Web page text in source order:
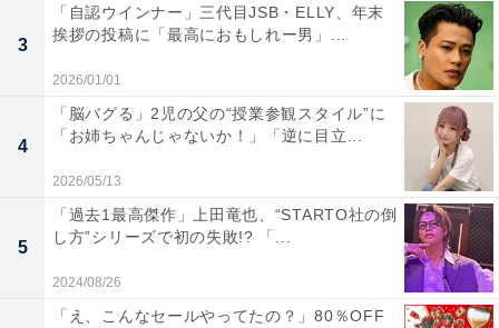
3
「自認ウインナー」三代目JSB・ELLY、年末
挨拶の投稿に「最高におもしれー男」...
2026/01/01
4
「脳バグる」2児の父の“授業参観スタイル”に
「お姉ちゃんじゃないか！」「逆に目立...
2026/05/13
5
「過去1最高傑作」上田竜也、“STARTO社の倒
し方”シリーズで初の失敗!? 「...
2024/08/26
「え、こんなセールやってたの？」80％OFF